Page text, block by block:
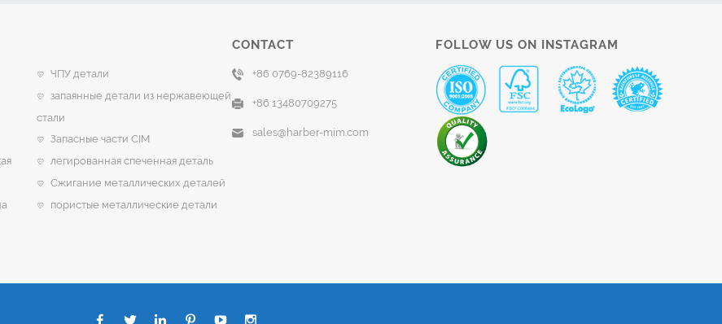
ЧПУ детали
запаянные детали из нержавеющей
стали
Запасные части CIM
легированная спеченная деталь
Сжигание металлических деталей
пористые металлические детали
CONTACT
+86 0769-82389116
+86 13480709275
sales@harber-mim.com
FOLLOW US ON INSTAGRAM